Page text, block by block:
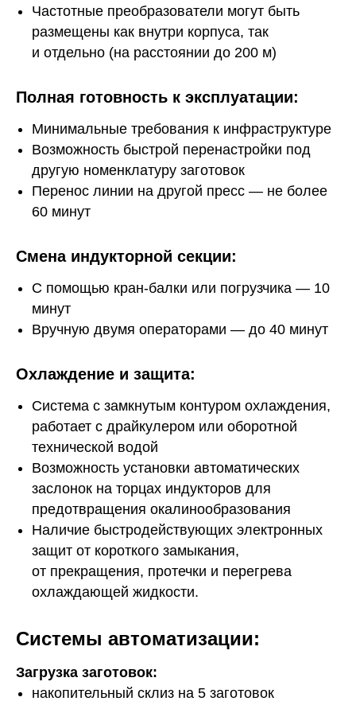
Частотные преобразователи могут быть
размещены как внутри корпуса, так
и отдельно (на расстоянии до 200 м)
Полная готовность к эксплуатации:
Минимальные требования к инфраструктуре
Возможность быстрой перенастройки под
другую номенклатуру заготовок
Перенос линии на другой пресс — не более
60 минут
Смена индукторной секции:
С помощью кран-балки или погрузчика — 10
минут
Вручную двумя операторами — до 40 минут
Охлаждение и защита:
Система с замкнутым контуром охлаждения,
работает с драйкулером или оборотной
технической водой
Возможность установки автоматических
заслонок на торцах индукторов для
предотвращения окалинообразования
Наличие быстродействующих электронных
защит от короткого замыкания,
от прекращения, протечки и перегрева
охлаждающей жидкости.
Системы автоматизации:
Загрузка заготовок:
накопительный склиз на 5 заготовок